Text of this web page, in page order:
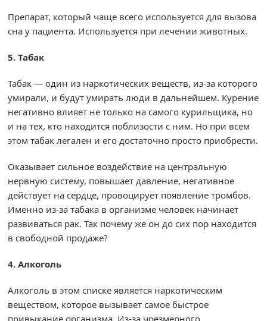
Препарат, который чаще всего используется для вызова
сна у пациента. Используется при лечении животных.
5. Табак
Табак — один из наркотических веществ, из-за которого
умирали, и будут умирать люди в дальнейшем. Курение
негативно влияет не только на самого курильщика, но
и на тех, кто находится поблизости с ним. Но при всем
этом табак легален и его достаточно просто приобрести.
Оказывает сильное воздействие на центральную
нервную систему, повышает давление, негативное
действует на сердце, провоцирует появление тромбов.
Именно из-за табака в организме человек начинает
развиваться рак. Так почему же он до сих пор находится
в свободной продаже?
4. Алкоголь
Алкоголь в этом списке является наркотическим
веществом, которое вызывает самое быстрое
привыкание организма. Из-за чрезмерного